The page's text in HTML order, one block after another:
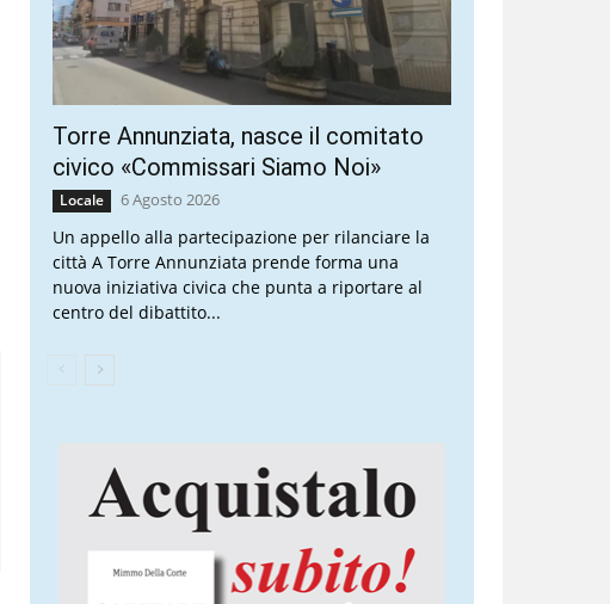
Torre Annunziata, nasce il comitato
civico «Commissari Siamo Noi»
Locale 6 Agosto 2026
Un appello alla partecipazione per rilanciare la
città A Torre Annunziata prende forma una
nuova iniziativa civica che punta a riportare al
centro del dibattito...